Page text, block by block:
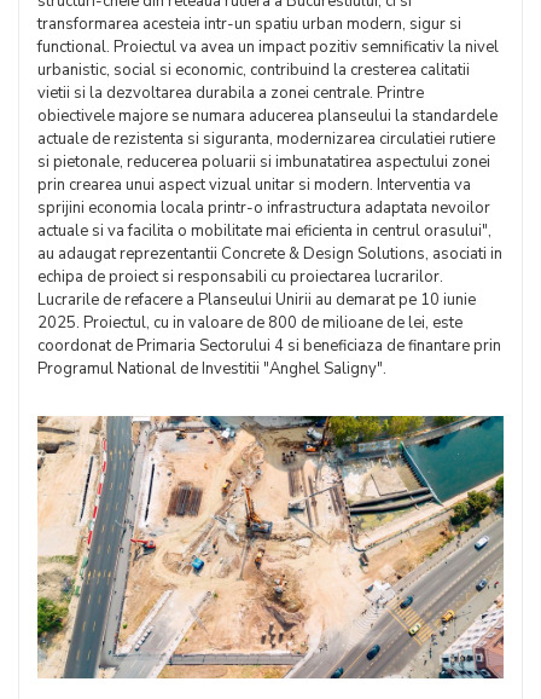
transformarea acesteia intr-un spatiu urban modern, sigur si
functional. Proiectul va avea un impact pozitiv semnificativ la nivel
urbanistic, social si economic, contribuind la cresterea calitatii
vietii si la dezvoltarea durabila a zonei centrale. Printre
obiectivele majore se numara aducerea planseului la standardele
actuale de rezistenta si siguranta, modernizarea circulatiei rutiere
si pietonale, reducerea poluarii si imbunatatirea aspectului zonei
prin crearea unui aspect vizual unitar si modern. Interventia va
sprijini economia locala printr-o infrastructura adaptata nevoilor
actuale si va facilita o mobilitate mai eficienta in centrul orasului",
au adaugat reprezentantii Concrete & Design Solutions, asociati in
echipa de proiect si responsabili cu proiectarea lucrarilor.
Lucrarile de refacere a Planseului Unirii au demarat pe 10 iunie
2025. Proiectul, cu in valoare de 800 de milioane de lei, este
coordonat de Primaria Sectorului 4 si beneficiaza de finantare prin
Programul National de Investitii "Anghel Saligny".